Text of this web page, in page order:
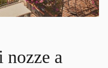
nozze a